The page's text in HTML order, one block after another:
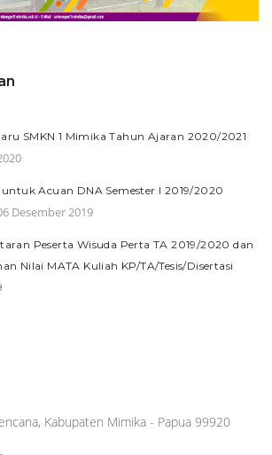
SMKN 1 Mimika Tahun Ajaran 2020/2021
untuk Acuan DNA Semester I 2019/2020
Desember 2019
Peserta Wisuda Perta TA 2019/2020 dan
Nilai MATA Kuliah KP/TA/Tesis/Disertasi
Kabupaten Mimika - Papua 99920